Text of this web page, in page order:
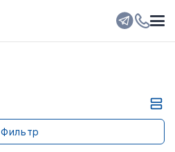
Фильтр